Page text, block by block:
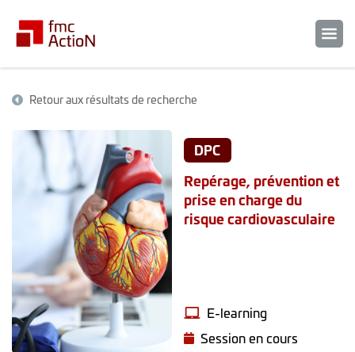
Retour aux résultats de recherche
DPC
Repérage, prévention et
prise en charge du
risque cardiovasculaire
E-learning
Session en cours